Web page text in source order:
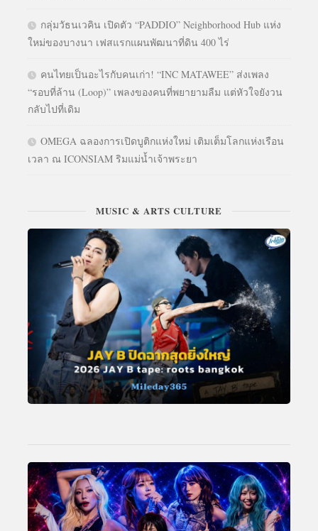
กลุ่มวัธนเวคิน เปิดตัว “PADDIO” Neighborhood Hub แห่ง
ใหม่ของบางนา เฟสแรกแผนพัฒนาที่ดิน 400 ไร่
คนไทยเป็นอะไรกับคนเก่า! “INC MATAWEE” ส่งเพลง
“รอบที่ล้าน (Loop)” เพลงของคนที่พยายามลืม แต่หัวใจยังวน
กลับไปที่เดิม
OMEGA ฉลองการเปิดบูติกแห่งใหม่ เติมเต็มโลกแห่งเรือน
เวลา ณ ICONSIAM ริมแม่น้ำเจ้าพระยา
MUSIC & ARTS CULTURE